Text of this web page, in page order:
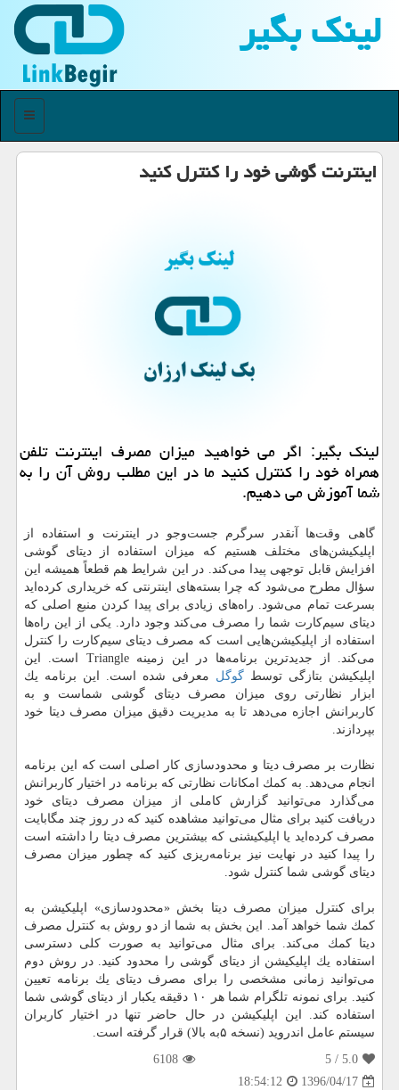
لینك بگیر
منو
اینترنت گوشی خود را كنترل كنید
لینك بگیر: اگر می خواهید میزان مصرف اینترنت تلفن
همراه خود را كنترل كنید ما در این مطلب روش آن را به
شما آموزش می دهیم.
گاهی وقت‌‌ها آنقدر سرگرم جست‌و‌جو در اینترنت و استفاده از
اپلیكیشن‌های مختلف هستیم كه میزان استفاده از دیتای گوشی
افزایش قابل توجهی پیدا می‌كند. در این شرایط هم قطعاً همیشه این
سؤال مطرح می‌شود كه چرا بسته‌های اینترنتی كه خریداری كرده‌اید
بسرعت تمام می‌شود. راه‌های زیادی برای پیدا كردن منبع اصلی كه
دیتای سیم‌كارت شما را مصرف می‌كند وجود دارد. یكی از این راه‌ها
استفاده از اپلیكیشن‌هایی است كه مصرف دیتای سیم‌كارت را كنترل
می‌كند. از جدیدترین برنامه‌ها در این زمینه Triangle است. این
اپلیكیشن بتازگی توسط گوگل معرفی شده است. این برنامه یك
ابزار نظارتی روی میزان مصرف دیتای گوشی شماست و به
كاربرانش اجازه می‌دهد تا به مدیریت دقیق میزان مصرف دیتا خود
بپردازند.
نظارت بر مصرف دیتا و محدودسازی كار اصلی است كه این برنامه
انجام می‌دهد. به كمك امكانات نظارتی كه برنامه در اختیار كاربرانش
می‌گذارد می‌توانید گزارش كاملی از میزان مصرف دیتای خود
دریافت كنید برای مثال می‌توانید مشاهده كنید كه در روز چند مگابایت
مصرف كرده‌اید یا اپلیكیشنی كه بیشترین مصرف دیتا را داشته است
را پیدا كنید در نهایت نیز برنامه‌ریزی كنید كه چطور میزان مصرف
دیتای گوشی شما كنترل شود.
برای كنترل میزان مصرف دیتا بخش «محدود‌سازی» اپلیكیشن به
كمك شما خواهد آمد. این بخش به شما از دو روش به كنترل مصرف
دیتا كمك می‌كند. برای مثال می‌توانید به صورت كلی دسترسی
استفاده یك اپلیكیشن از دیتای گوشی را محدود كنید. در روش دوم
می‌توانید زمانی مشخصی را برای مصرف دیتای یك برنامه تعیین
كنید. برای نمونه تلگرام شما هر ۱۰ دقیقه یكبار از دیتای گوشی شما
استفاده كند. این اپلیكیشن در حال حاضر تنها در اختیار كاربران
سیستم عامل اندروید (نسخه ۵به بالا) قرار گرفته است.
5.0
/ 5
6108
1396/04/17
18:54:12